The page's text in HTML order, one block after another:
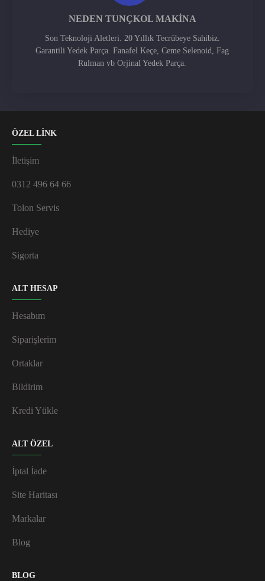
NEDEN TUNÇKOL MAKINA
Son Teknoloji Aletleri. 20 Yıllık Tecrübeye Sahibiz.
Garantili Yedek Parça. Fanafel Keçe, Ceme Selenoid, Fag
Rulman vb Orjinal Yedek Parça.
ÖZEL LİNK
İletişim
0312 496 64 66
Tolon Servis
Hediye
Sigorta
ALT HESAP
Hesabım
Siparişlerim
Ortaklar
Bildirim
Kredi Yükle
ALT ÖZEL
İptal İade
Site Haritası
Markalar
Blog
BLOG